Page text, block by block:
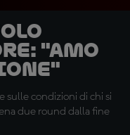
"Amo
sulle condizioni di chi si
due round dalla fine